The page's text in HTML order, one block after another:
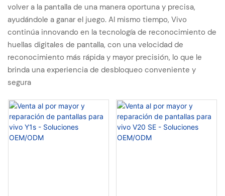
volver a la pantalla de una manera oportuna y precisa,
ayudándole a ganar el juego. Al mismo tiempo, Vivo
continúa innovando en la tecnología de reconocimiento de
huellas digitales de pantalla, con una velocidad de
reconocimiento más rápida y mayor precisión, lo que le
brinda una experiencia de desbloqueo conveniente y
segura